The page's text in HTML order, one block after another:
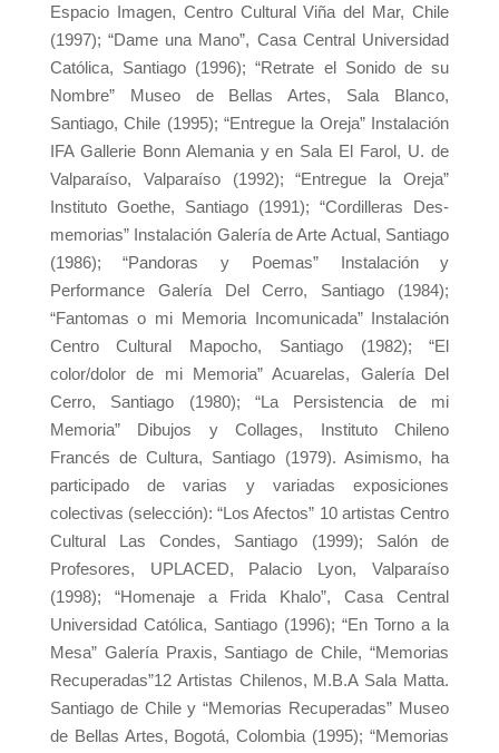
Espacio Imagen, Centro Cultural Viña del Mar, Chile
(1997); “Dame una Mano”, Casa Central Universidad
Católica, Santiago (1996); “Retrate el Sonido de su
Nombre” Museo de Bellas Artes, Sala Blanco,
Santiago, Chile (1995); “Entregue la Oreja” Instalación
IFA Gallerie Bonn Alemania y en Sala El Farol, U. de
Valparaíso, Valparaíso (1992); “Entregue la Oreja”
Instituto Goethe, Santiago (1991); “Cordilleras Des-
memorias” Instalación Galería de Arte Actual, Santiago
(1986); “Pandoras y Poemas” Instalación y
Performance Galería Del Cerro, Santiago (1984);
“Fantomas o mi Memoria Incomunicada” Instalación
Centro Cultural Mapocho, Santiago (1982); “El
color/dolor de mi Memoria” Acuarelas, Galería Del
Cerro, Santiago (1980); “La Persistencia de mi
Memoria” Dibujos y Collages, Instituto Chileno
Francés de Cultura, Santiago (1979). Asimismo, ha
participado de varias y variadas exposiciones
colectivas (selección): “Los Afectos” 10 artistas Centro
Cultural Las Condes, Santiago (1999); Salón de
Profesores, UPLACED, Palacio Lyon, Valparaíso
(1998); “Homenaje a Frida Khalo”, Casa Central
Universidad Católica, Santiago (1996); “En Torno a la
Mesa” Galería Praxis, Santiago de Chile, “Memorias
Recuperadas”12 Artistas Chilenos, M.B.A Sala Matta.
Santiago de Chile y “Memorias Recuperadas” Museo
de Bellas Artes, Bogotá, Colombia (1995); “Memorias